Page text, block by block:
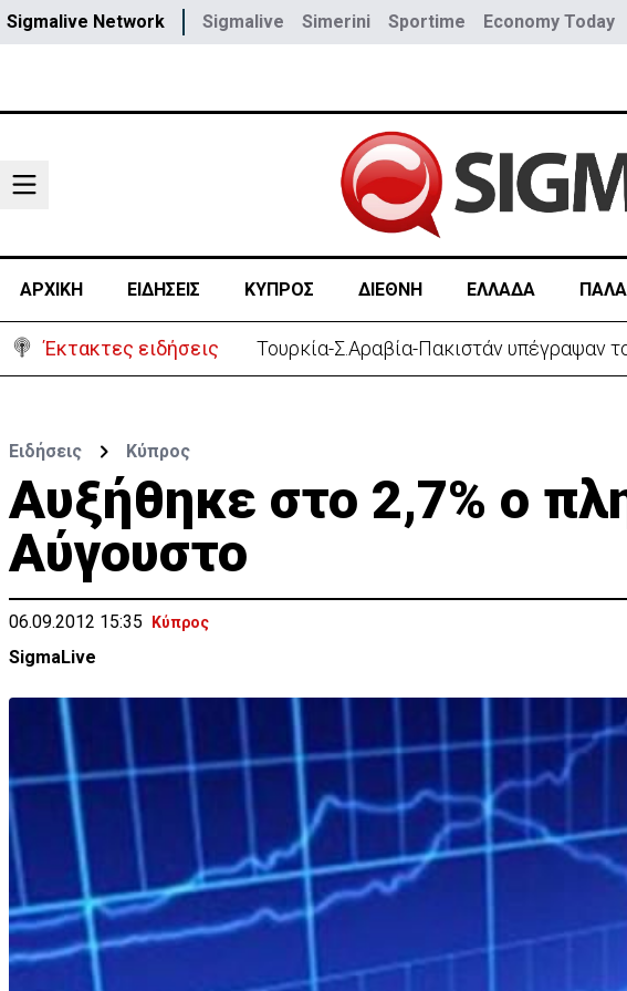
Sigmalive Network Sigmalive Simerini Sportime Economy Today
ΑΡΧΙΚΗ ΕΙΔΗΣΕΙΣ ΚΥΠΡΟΣ ΔΙΕΘΝΗ ΕΛΛΑΔΑ
Έκτακτες ειδήσεις Τουρκία-Σ.Αραβία-Πακιστάν υπέγραψαν
Ειδήσεις Κύπρος
Αυξήθηκε στο 2,7% ο
Αύγουστο
06.09.2012 15:35 Κύπρος
SigmaLive